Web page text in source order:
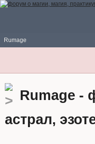
Rumage
Rumage -
астрал,